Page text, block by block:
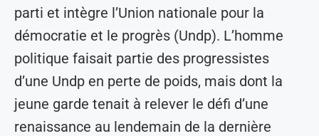
parti et intègre l’Union nationale pour la
démocratie et le progrès (Undp). L’homme
politique faisait partie des progressistes
d’une Undp en perte de poids, mais dont la
jeune garde tenait à relever le défi d’une
renaissance au lendemain de la dernière